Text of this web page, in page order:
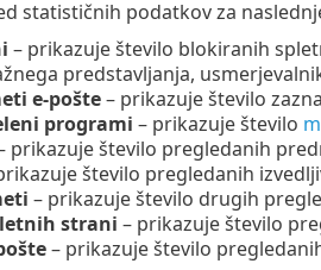
statističnih podatkov za
– prikazuje število blokiranih
predstavljanja,
e-pošte– prikazuje število
programi – prikazuje število
prikazuje število pregledanih
število pregledanih
– prikazuje število drugih
strani – prikazuje število
– prikazuje število